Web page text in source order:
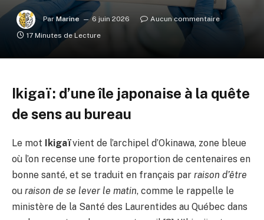
Par Marine 6 juin 2026
Aucun commentaire
17 Minutes de Lecture
Ikigaï : d’une île japonaise à la quête
de sens au bureau
Le mot Ikigaïvient de l’archipel d’Okinawa, zone bleue
où l’on recense une forte proportion de centenaires en
bonne santé, et se traduit en français par raison d’être
ou raison de se lever le matin, comme le rappelle le
ministère de la Santé des Laurentides au Québec dans